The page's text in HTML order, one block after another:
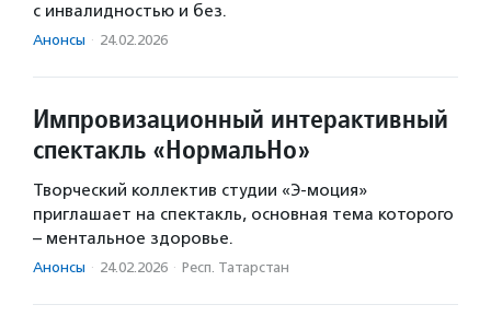
с инвалидностью и без.
Анонсы · 24.02.2026
Импровизационный интерактивный
спектакль «НормальНо»
Творческий коллектив студии «Э-моция»
приглашает на спектакль, основная тема которого
– ментальное здоровье.
Анонсы · 24.02.2026 · Респ. Татарстан